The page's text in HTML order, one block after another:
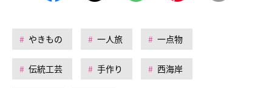
やきもの 一人旅 一点物
伝統工芸 手作り 西海岸